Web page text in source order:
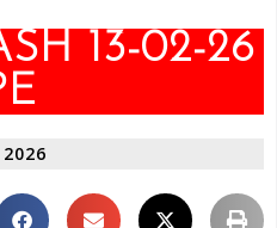
13-02-26